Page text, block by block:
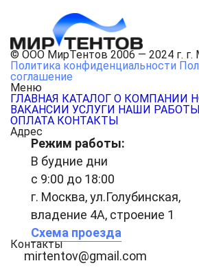
© ООО МирТентов 2006 — 2024 г.
Политика конфиденциальности
соглашение
Меню
ГЛАВНАЯ КАТАЛОГ О КОМПАНИИ
ВАКАНСИИ УСЛУГИ НАШИ РАБОТЫ
ОПЛАТА КОНТАКТЫ
Адрес
Режим работы:
В будние дни
с 9:00 до 18:00
г. Москва, ул.Голубинская,
владение 4А, строение 1
Схема проезда
Контакты
mirtentov@gmail.com